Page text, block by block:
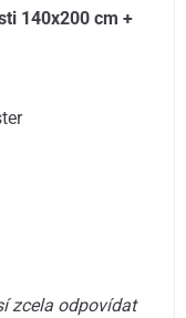
140x200 cm +
zcela odpovídat